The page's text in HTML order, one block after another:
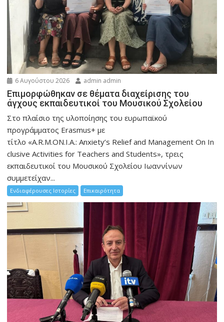
6 Αυγούστου 2026 admin admin
Eπιμορφώθηκαν σε θέματα διαχείρισης του
άγχους εκπαιδευτικοί του Μουσικού Σχολείου
Στο πλαίσιο της υλοποίησης του ευρωπαϊκού
προγράμματος Erasmus+ με
τίτλο «A.R.M.ON.I.A.: Anxiety’s Relief and Management On In
clusive Activities for Teachers and Students», τρεις
εκπαιδευτικοί του Μουσικού Σχολείου Ιωαννίνων
συμμετείχαν...
Ενδιαφέρουσες Ιστορίες Επικαιρότητα